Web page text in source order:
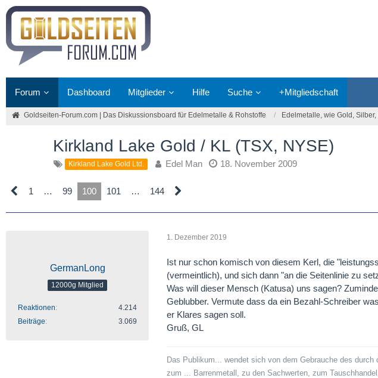
Forum Dashboard Mitglieder Hilfe Suche +Mitgliedschaft
Goldseiten-Forum.com | Das Diskussionsboard für Edelmetalle & Rohstoffe Edelmetalle, wie Gold,
Kirkland Lake Gold / KL (TSX, NYSE)
Kirkland Lake Gold Ltd. Edel Man 18. November 2009
1 … 99 100 101 … 144
GermanLong
12000g Mitglied
Reaktionen
4.214
Beiträge
3.069
1. Dezember 2019
Ist nur schon komisch von diesem Kerl, die
(vermeintlich), und sich dann "an die Seitenlinie zu
Was will dieser Mensch (Katusa) uns sagen?
Geblubber. Vermute dass da ein Bezahl-Schreiber
er Klares sagen soll.
Gruß, GL
Das Publikum... wendet sich von dem Gebrauche des
zum ... Barrenmetall, zu den Sachwerten, zum